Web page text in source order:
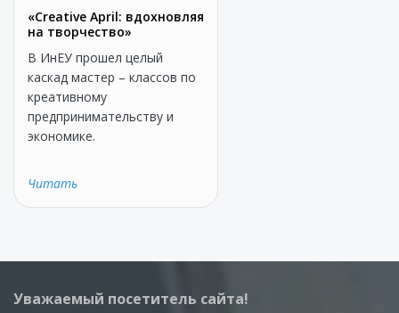
«Creative April: вдохновляя
на творчество»
В ИнЕУ прошел целый
каскад мастер – классов по
креативному
предпринимательству и
экономике.
Читать
Уважаемый посетитель сайта!